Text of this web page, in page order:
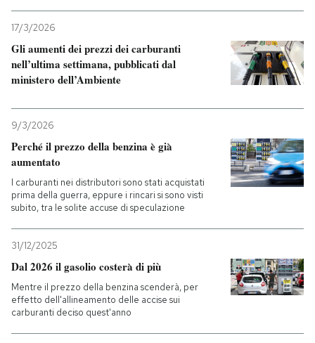
17/3/2026
Gli aumenti dei prezzi dei carburanti
nell’ultima settimana, pubblicati dal
ministero dell’Ambiente
9/3/2026
Perché il prezzo della benzina è già
aumentato
I carburanti nei distributori sono stati acquistati
prima della guerra, eppure i rincari si sono visti
subito, tra le solite accuse di speculazione
31/12/2025
Dal 2026 il gasolio costerà di più
Mentre il prezzo della benzina scenderà, per
effetto dell'allineamento delle accise sui
carburanti deciso quest'anno